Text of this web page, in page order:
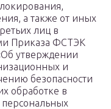
а также от иных
лиц в
Приказа ФСТЭК
утверждении
и
безопасности
обработке в